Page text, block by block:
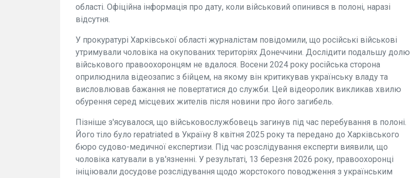
області. Офіційна інформація про дату, коли військовий опинився в полоні, наразі
відсутня.
У прокуратурі Харківської області журналістам повідомили, що російські військові
утримували чоловіка на окупованих територіях Донеччини. Дослідити подальшу долю
військового правоохоронцям не вдалося. Восени 2024 року російська сторона
оприлюднила відеозапис з бійцем, на якому він критикував українську владу та
висловлював бажання не повертатися до служби. Цей відеоролик викликав хвилю
обурення серед місцевих жителів після новини про його загибель.
Пізніше з'ясувалося, що військовослужбовець загинув під час перебування в полоні.
Його тіло було repatriated в Україну 8 квітня 2025 року та передано до Харківського
бюро судово-медичної експертизи. Під час розслідування експерти виявили, що
чоловіка катували в ув'язненні. У результаті, 13 березня 2026 року, правоохоронці
ініціювали досудове розслідування щодо жорстокого поводження з українським